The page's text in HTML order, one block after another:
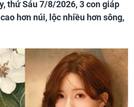
thứ Sáu 7/8/2026, 3 con giáp
hơn núi, lộc nhiều hơn sông,